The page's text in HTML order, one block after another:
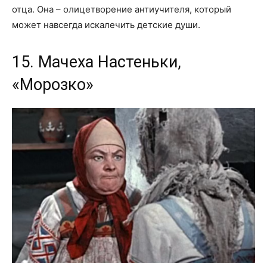
отца. Она – олицетворение антиучителя, который
может навсегда искалечить детские души.
15. Мачеха Настеньки,
«Морозко»